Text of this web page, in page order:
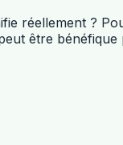
réellement ?
être